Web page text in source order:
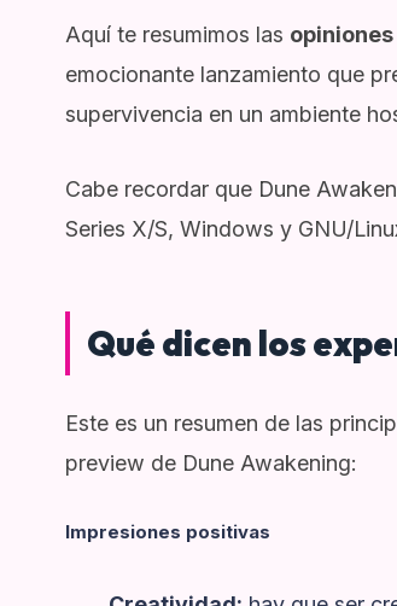
Aquí te resumimos las
emocionante lanzamiento que
supervivencia en un ambiente
Cabe recordar que Dune
Series X/S, Windows y GNU/
Qué dicen los
Este es un resumen de las
preview de Dune Awakening:
Impresiones positivas